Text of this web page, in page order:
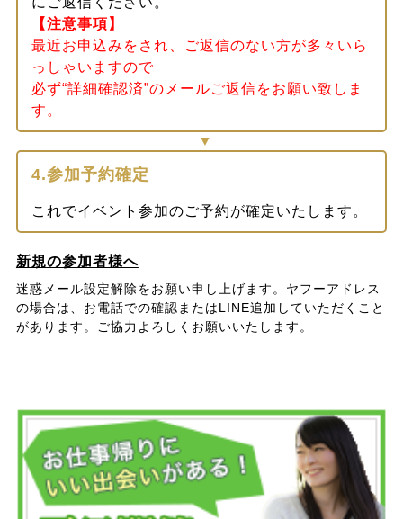
【注意事項】
最近お申込みをされ、ご返信のない方が多々いら
っしゃいますので
必ず“詳細確認済”のメールご返信をお願い致しま
す。
4.参加予約確定
これでイベント参加のご予約が確定いたします。
新規の参加者様へ
迷惑メール設定解除をお願い申し上げます。ヤフーアドレス
の場合は、お電話での確認またはLINE追加していただくこと
があります。ご協力よろしくお願いいたします。